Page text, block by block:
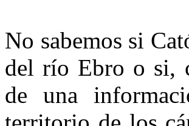
No sabemos si
del río Ebro o si,
de una